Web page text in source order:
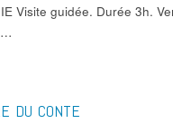
Visite guidée. Durée 3h.
DU CONTE